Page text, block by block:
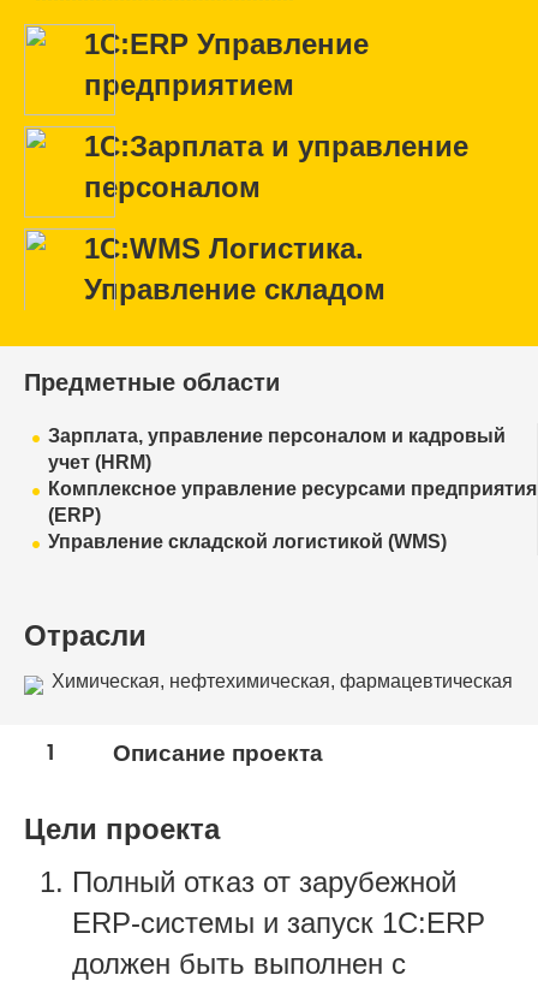
1С:ERP Управление
предприятием
1С:Зарплата и управление
персоналом
1С:WMS Логистика.
Управление складом
Предметные области
Зарплата, управление персоналом и кадровый
учет (HRM)
Комплексное управление ресурсами предприятия
(ERP)
Управление складской логистикой (WMS)
Отрасли
Химическая, нефтехимическая, фармацевтическая
1 Описание проекта
Цели проекта
Полный отказ от зарубежной
ERP-системы и запуск 1С:ERP
должен быть выполнен c